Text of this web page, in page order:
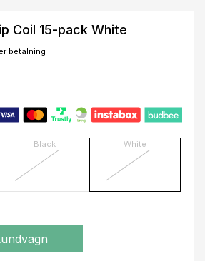
Coil 15-pack White
betalning
Black White